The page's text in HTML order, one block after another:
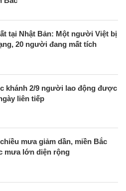
tại Nhật Bản: Một người Việt bị
20 người đang mất tích
khánh 2/9 người lao động được
liên tiếp
mưa giảm dần, miền Bắc
mưa lớn diện rộng